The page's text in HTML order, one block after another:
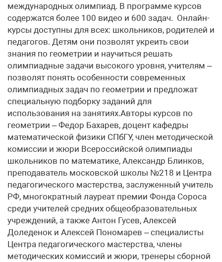
международных олимпиад. В программе курсов
содержатся более 100 видео и 600 задач. Онлайн-
курсы доступны для всех: школьников, родителей и
педагогов. Детям они позволят укреить свои
знания по геометрии и научиться решать
олимпиадные задачи высокого уровня, учителям –
позволят понять особенности современных
олимпиадных задач по геометрии и предложат
специальную подборку заданий для
использования на занятиях.Авторы курсов по
геометрии – Федор Бахарев, доцент кафедры
математической физики СПбГУ, член методической
комиссии и жюри Всероссийской олимпиады
школьников по математике, Александр Блинков,
преподаватель московской школы №218 и Центра
педагогического мастерства, заслуженный учитель
РФ, многократный лауреат премии Фонда Сороса
среди учителей средних общеобразовательных
учреждений, а также Антон Гусев, Алексей
Доледенок и Алексей Пономарев – специалисты
Центра педагогического мастерства, члены
методических комиссий и жюри, тренеры сборной